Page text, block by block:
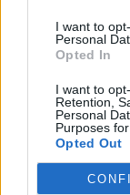
I want to
Personal
Opted In
I want to
Retention,
Personal
Purposes
Opted Out